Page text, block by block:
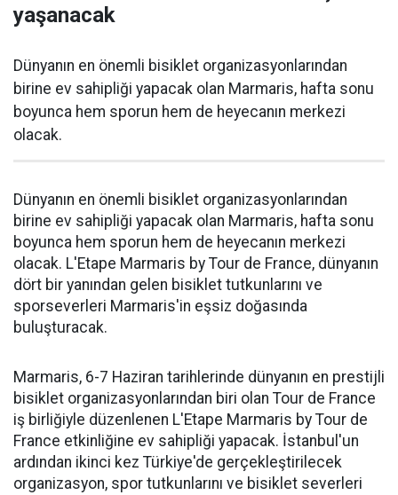
yaşanacak
Dünyanın en önemli bisiklet organizasyonlarından
birine ev sahipliği yapacak olan Marmaris, hafta sonu
boyunca hem sporun hem de heyecanın merkezi
olacak.
Dünyanın en önemli bisiklet organizasyonlarından
birine ev sahipliği yapacak olan Marmaris, hafta sonu
boyunca hem sporun hem de heyecanın merkezi
olacak. L'Etape Marmaris by Tour de France, dünyanın
dört bir yanından gelen bisiklet tutkunlarını ve
sporseverleri Marmaris'in eşsiz doğasında
buluşturacak.
Marmaris, 6-7 Haziran tarihlerinde dünyanın en prestijli
bisiklet organizasyonlarından biri olan Tour de France
iş birliğiyle düzenlenen L'Etape Marmaris by Tour de
France etkinliğine ev sahipliği yapacak. İstanbul'un
ardından ikinci kez Türkiye'de gerçekleştirilecek
organizasyon, spor tutkunlarını ve bisiklet severleri